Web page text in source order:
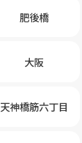
肥後橋
大阪
天神橋筋六丁目